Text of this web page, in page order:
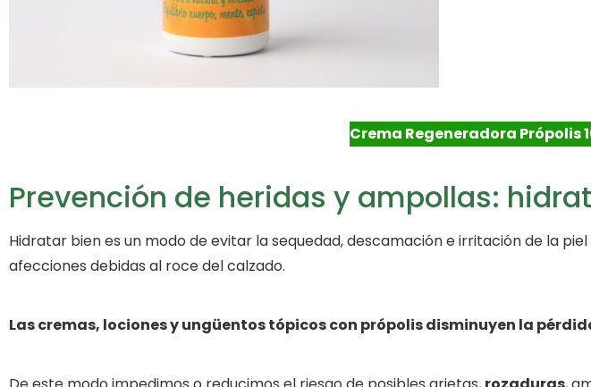
Crema Regeneradora Própolis
Prevención de heridas y ampollas:
Hidratar bien es un modo de evitar la sequedad, descamación e irritación de la
afecciones debidas al roce del calzado.
Las cremas, lociones y ungüentos tópicos con própolis disminuyen la